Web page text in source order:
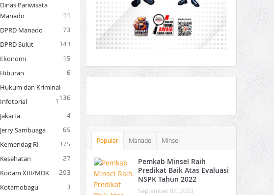
Dinas Pariwisata
Manado
11
DPRD Manado 73
DPRD Sulut 343
Ekonomi 15
Hiburan 6
Hukum dan Kriminal
136
Infotorial 1
Jakarta 4
Jerry Sambuaga 65
Kemendag RI 375
Kesehatan 27
Kodam XIII/MDK 293
Kotamobagu 3
Popular Manado Minsel
Pemkab Minsel Raih
Predikat Baik Atas Evaluasi
NSPK Tahun 2022
September 07, 2023